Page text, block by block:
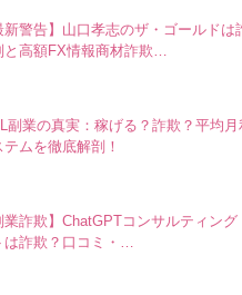
新警告】山口孝志のザ・ゴールドは
と高額FX情報商材詐欺…
副業の真実：稼げる？詐欺？平均月
テムを徹底解剖！
業詐欺】ChatGPTコンサルティン
は詐欺？口コミ・…